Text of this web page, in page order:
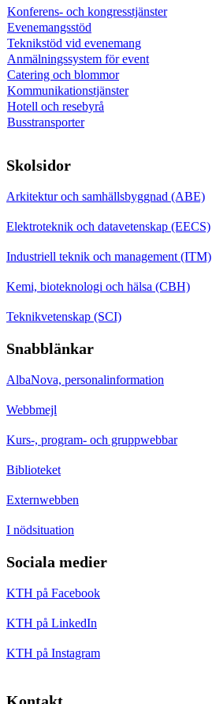
Konferens- och kongresstjänster
Evenemangsstöd
Teknikstöd vid evenemang
Anmälningssystem för event
Catering och blommor
Kommunikationstjänster
Hotell och resebyrå
Busstransporter
Skolsidor
Arkitektur och samhällsbyggnad (ABE)
Elektroteknik och datavetenskap (EECS)
Industriell teknik och management (ITM)
Kemi, bioteknologi och hälsa (CBH)
Teknikvetenskap (SCI)
Snabblänkar
AlbaNova, personalinformation
Webbmejl
Kurs-, program- och gruppwebbar
Biblioteket
Externwebben
I nödsituation
Sociala medier
KTH på Facebook
KTH på LinkedIn
KTH på Instagram